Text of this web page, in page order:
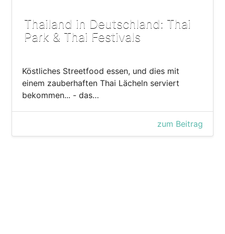
Thailand in Deutschland: Thai
Park & Thai Festivals
Köstliches Streetfood essen, und dies mit
einem zauberhaften Thai Lächeln serviert
bekommen... - das…
zum Beitrag